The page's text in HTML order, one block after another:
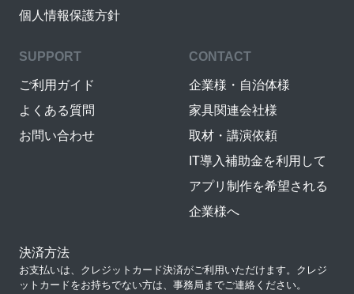
個人情報保護方針
SUPPORT
ご利用ガイド
よくある質問
お問い合わせ
CONTACT
企業様・自治体様
家具関連会社様
取材・講演依頼
IT導入補助金を利用して
アプリ制作を希望される
企業様へ
決済方法
お支払いは、クレジットカード決済がご利用いただけます。クレジ
ットカードをお持ちでない方は、事務局までご連絡ください。